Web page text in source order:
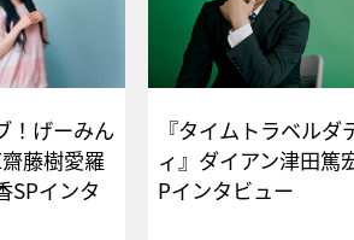
！げーみん
藤樹愛羅
SPインタ
『タイムトラベルダ
ィ』ダイアン津田篤
Pインタビュ